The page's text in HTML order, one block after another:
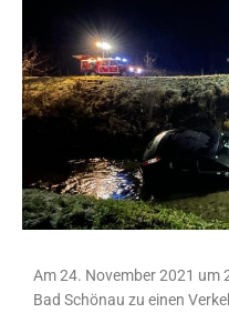
Am 24. November 2021 um
Bad Schönau zu einen